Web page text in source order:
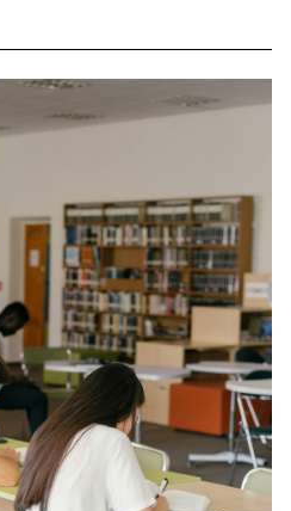
qui met à mal la
de l’enseignement
l’amplification d’un système
au superfétatoire, voire à…